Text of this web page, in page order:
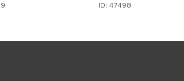
ID: 47498